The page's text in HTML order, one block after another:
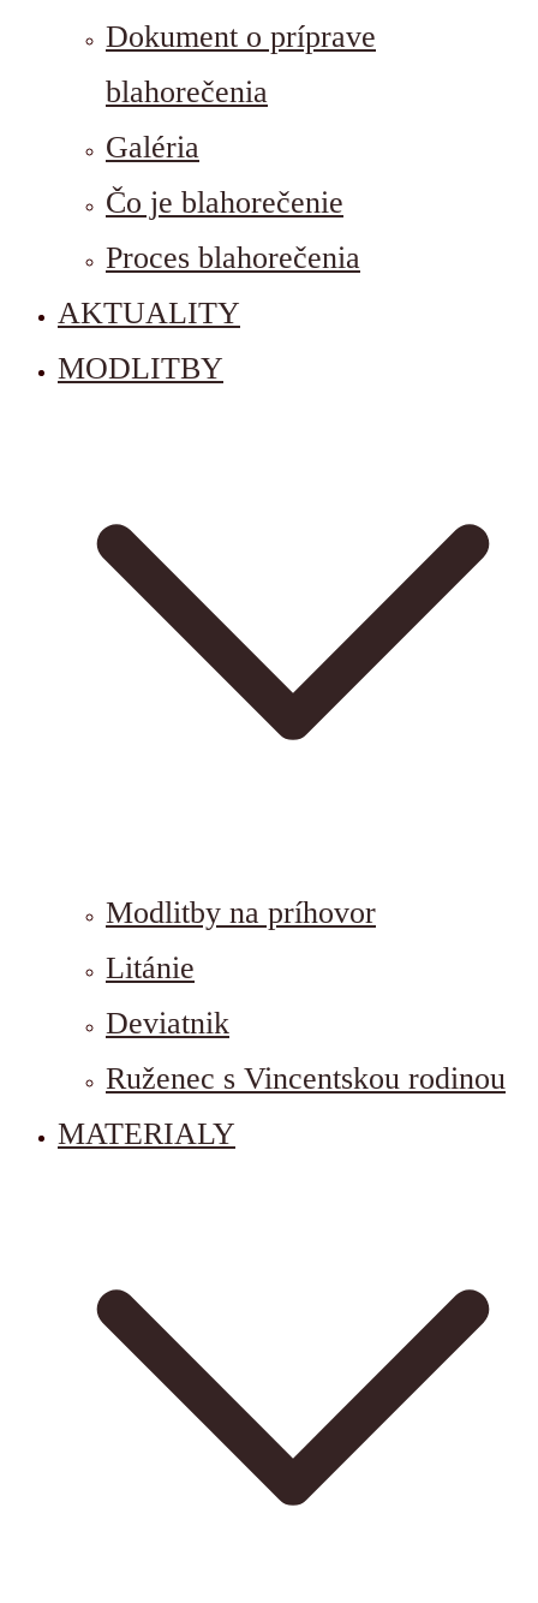
Dokument o príprave
blahorečenia
Galéria
Čo je blahorečenie
Proces blahorečenia
AKTUALITY
MODLITBY
Modlitby na príhovor
Litánie
Deviatnik
Ruženec s Vincentskou rodinou
MATERIALY